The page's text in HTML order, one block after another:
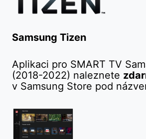
Samsung Tizen
Aplikaci pro SMART TV
(2018-2022) naleznete
v Samsung Store pod